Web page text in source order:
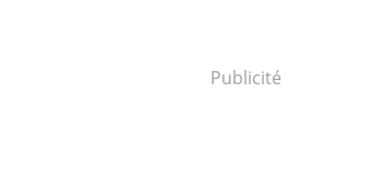
Publicité